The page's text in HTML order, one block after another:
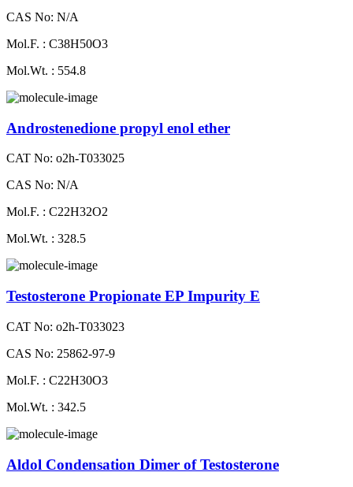
CAS No: N/A
Mol.F. : C38H50O3
Mol.Wt. : 554.8
Androstenedione propyl enol ether
CAT No: o2h-T033025
CAS No: N/A
Mol.F. : C22H32O2
Mol.Wt. : 328.5
Testosterone Propionate EP Impurity E
CAT No: o2h-T033023
CAS No: 25862-97-9
Mol.F. : C22H30O3
Mol.Wt. : 342.5
Aldol Condensation Dimer of Testosterone